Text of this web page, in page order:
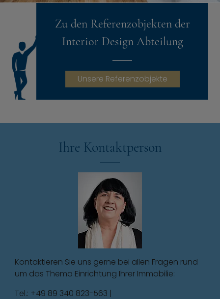
Zu den Referenzobjekten der
Interior Design Abteilung
Unsere Referenzobjekte
Ihre Kontaktperson
Kontaktieren Sie uns gerne bei allen Fragen rund
um das Thema Einrichtung Ihrer Immobilie:
Tel.: +49 89 340 823-563 |